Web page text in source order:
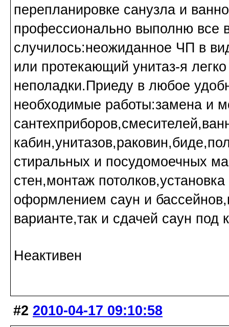
перепланировке санузла и
профессионально выполню все
случилось:неожиданное ЧП в
или протекающий унитаз-я
неполадки.Приеду в любое
необходимые работы:замена и
стиральных и посудомоечных
стен,монтаж
оформлением саун и
варианте,так и сдачей саун под
Неактивен
#2 2010-04-17 09:10:58